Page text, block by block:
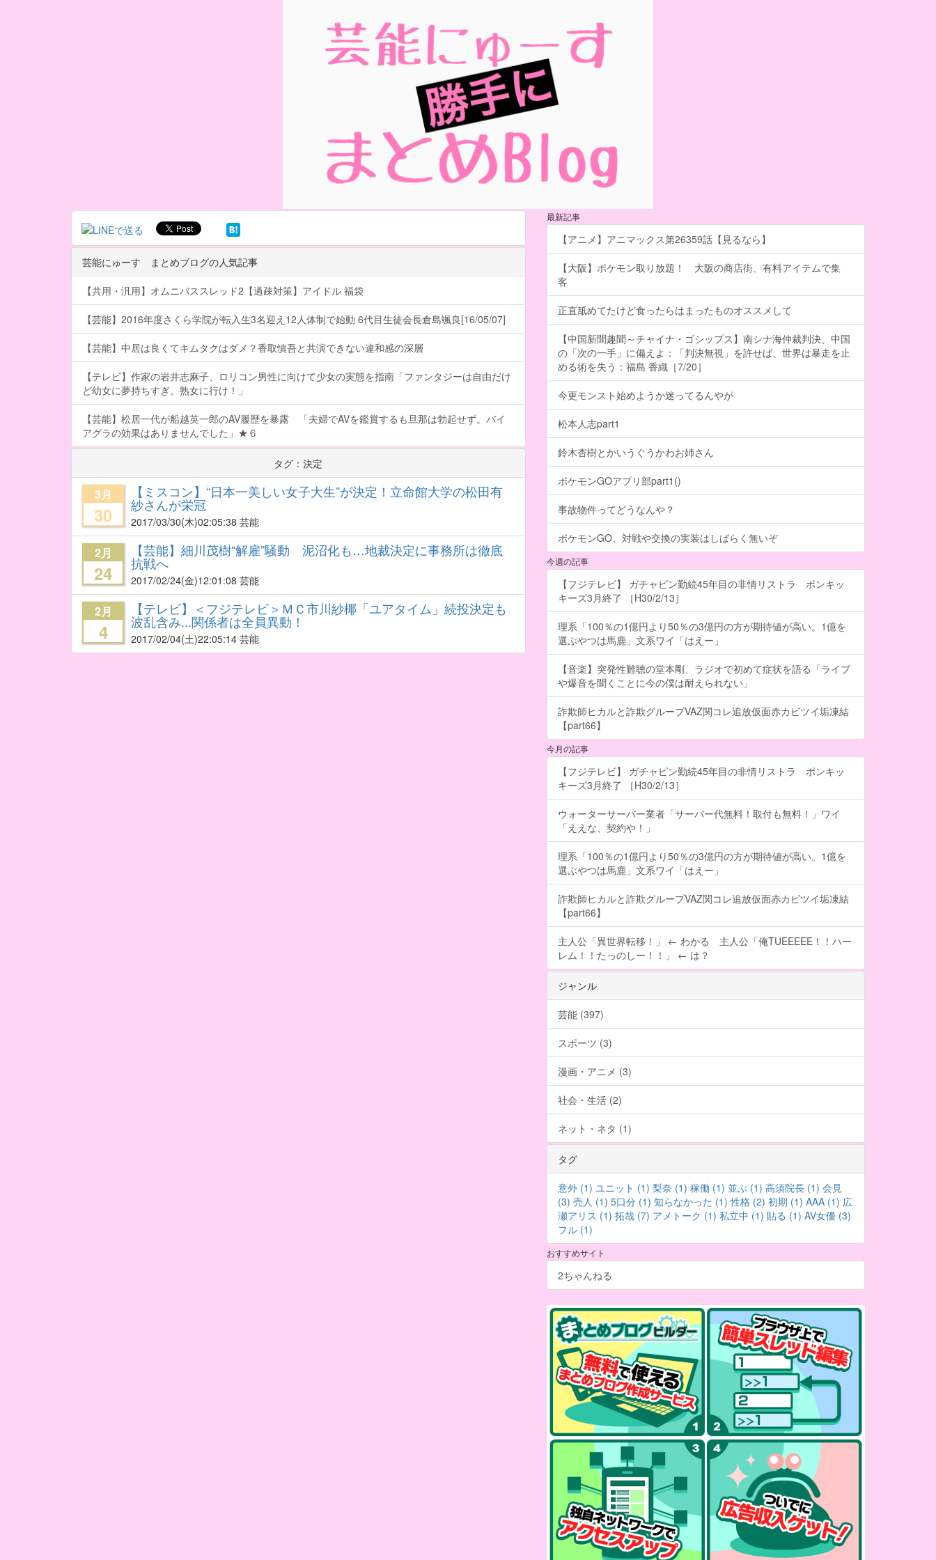
芸能にゅーす まとめブログの人気記事
【共用・汎用】オムニバススレッド2【過疎対策】アイドル 福袋
【芸能】2016年度さくら学院が転入生3名迎え12人体制で始動 6代目生徒会長倉島颯良[16/05/07]
【芸能】中居は良くてキムタクはダメ？香取慎吾と共演できない違和感の深層
【テレビ】作家の岩井志麻子、ロリコン男性に向けて少女の実態を指南「ファンタジーは自由だけ
ど幼女に夢持ちすぎ。熟女に行け！」
【芸能】松居一代が船越英一郎のAV履歴を暴露 「夫婦でAVを鑑賞するも旦那は勃起せず。バイ
アグラの効果はありませんでした」★６
タグ：決定
3月
30
【ミスコン】“日本一美しい女子大生”が決定！立命館大学の松田有
紗さんが栄冠
2017/03/30(木)02:05:38 芸能
2月
24
【芸能】細川茂樹“解雇”騒動 泥沼化も…地裁決定に事務所は徹底
抗戦へ
2017/02/24(金)12:01:08 芸能
2月
4
【テレビ】＜フジテレビ＞ＭＣ市川紗椰「ユアタイム」続投決定も
波乱含み...関係者は全員異動！
2017/02/04(土)22:05:14 芸能
最新記事
【アニメ】アニマックス第26359話【見るなら】
【大阪】ポケモン取り放題！ 大阪の商店街、有料アイテムで集
客
正直舐めてたけど食ったらはまったものオススメして
【中国新聞趣聞～チャイナ・ゴシップス】南シナ海仲裁判決、中国
の「次の一手」に備えよ：「判決無視」を許せば、世界は暴走を止
める術を失う：福島 香織［7/20］
今更モンスト始めようか迷ってるんやが
松本人志part1
鈴木杏樹とかいうぐうかわお姉さん
ポケモンGOアプリ部part1()
事故物件ってどうなんや？
ポケモンGO、対戦や交換の実装はしばらく無いぞ
今週の記事
【フジテレビ】 ガチャピン勤続45年目の非情リストラ ポンキッ
キーズ3月終了 ［H30/2/13］
理系「100％の1億円より50％の3億円の方が期待値が高い。1億を
選ぶやつは馬鹿」文系ワイ「はえー」
【音楽】突発性難聴の堂本剛、ラジオで初めて症状を語る「ライブ
や爆音を聞くことに今の僕は耐えられない」
詐欺師ヒカルと詐欺グループVAZ関コレ追放仮面赤カビツイ垢凍結
【part66】
今月の記事
【フジテレビ】 ガチャピン勤続45年目の非情リストラ ポンキッ
キーズ3月終了 ［H30/2/13］
ウォーターサーバー業者「サーバー代無料！取付も無料！」ワイ
「ええな、契約や！」
理系「100％の1億円より50％の3億円の方が期待値が高い。1億を
選ぶやつは馬鹿」文系ワイ「はえー」
詐欺師ヒカルと詐欺グループVAZ関コレ追放仮面赤カビツイ垢凍結
【part66】
主人公「異世界転移！」 ← わかる 主人公「俺TUEEEEE！！ハー
レム！！たっのしー！！」 ← は？
ジャンル
芸能 (397)
スポーツ (3)
漫画・アニメ (3)
社会・生活 (2)
ネット・ネタ (1)
タグ
意外 (1) ユニット (1) 梨奈 (1) 稼働 (1) 並ぶ (1) 高須院長 (1) 会見
(3) 売人 (1) 5口分 (1) 知らなかった (1) 性格 (2) 初期 (1) AAA (1) 広
瀬アリス (1) 拓哉 (7) アメトーク (1) 私立中 (1) 貼る (1) AV女優 (3)
フル (1)
おすすめサイト
2ちゃんねる